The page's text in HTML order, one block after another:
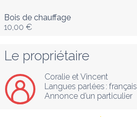
Bois de chauffage
10,00 €
Le propriétaire
Coralie et Vincent
Langues parlées : français
Annonce d’un particulier